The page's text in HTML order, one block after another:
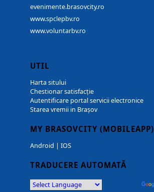
evenimente.brasovcity.ro
www.spclepbv.ro
www.voluntarbv.ro
UTIL
Harta sitului
Chestionar satisfacție
Autentificare portal servicii electronice
Starea vremii in Brașov
MY BRASOVCITY (MOBILEAPP)
Android | IOS
TRADUCERE AUTOMATĂ